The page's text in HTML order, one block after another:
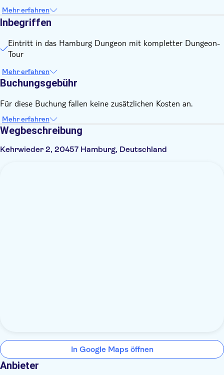
Mehr erfahren
Inbegriffen
Eintritt in das Hamburg Dungeon mit kompletter Dungeon-
Tour
Mehr erfahren
Buchungsgebühr
Für diese Buchung fallen keine zusätzlichen Kosten an.
Mehr erfahren
Wegbeschreibung
Kehrwieder 2, 20457 Hamburg, Deutschland
In Google Maps öffnen
Anbieter